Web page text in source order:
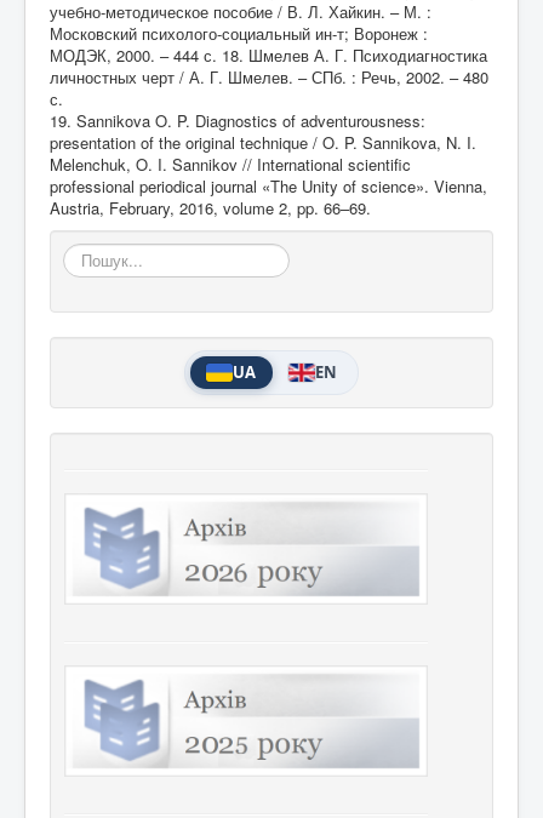
учебно-методическое пособие / В. Л. Хайкин. – М. :
Московский психолого-социальный ин-т; Воронеж :
МОДЭК, 2000. – 444 с. 18. Шмелев А. Г. Психодиагностика
личностных черт / А. Г. Шмелев. – СПб. : Речь, 2002. – 480
с.
19. Sannikova O. P. Diagnostics of adventurousness:
presentation of the original technique / O. P. Sannikova, N. I.
Melenchuk, O. I. Sannikov // International scientific
professional periodical journal «The Unity of science». Vienna,
Austria, February, 2016, volume 2, pp. 66–69.
Пошук...
UA EN